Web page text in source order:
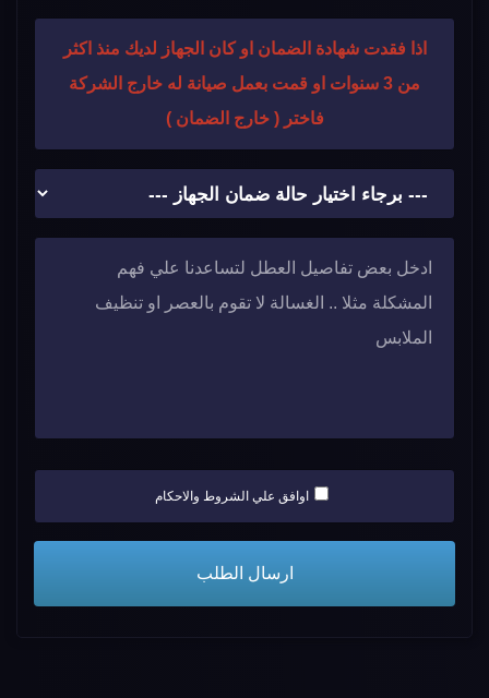
اذا فقدت شهادة الضمان او كان الجهاز لديك منذ اكثر
من 3 سنوات او قمت بعمل صيانة له خارج الشركة
فاختر ( خارج الضمان )
اوافق علي الشروط والاحكام